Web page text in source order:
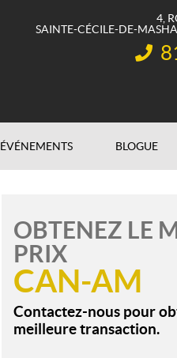
4,
SAINTE-CÉCILE-DE-
ÉVÉNEMENTS BLOGUE
OBTENEZ LE
PRIX
CAN-AM
Contactez-nous pour
meilleure transaction.